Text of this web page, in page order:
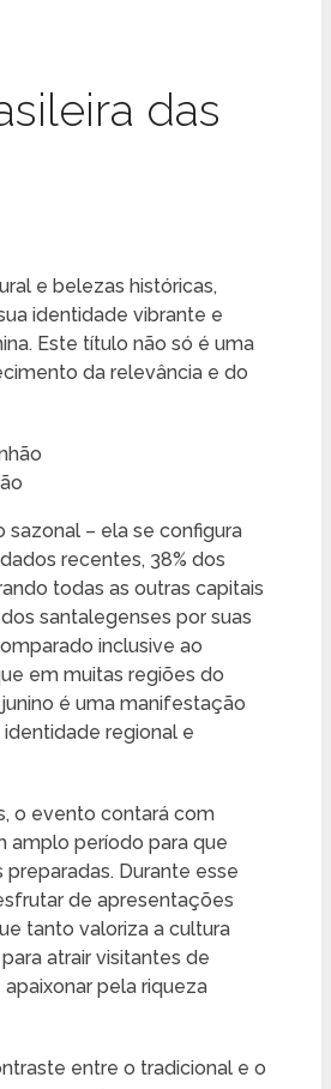
das
e belezas históricas,
identidade vibrante e
Este título não só é uma
da relevância e do
sazonal – ela se configura
recentes, 38% dos
todas as outras capitais
santalegenses por suas
inclusive ao
em muitas regiões do
é uma manifestação
regional e
o evento contará com
amplo período para que
Durante esse
de apresentações
tanto valoriza a cultura
atrair visitantes de
pela riqueza
entre o tradicional e o